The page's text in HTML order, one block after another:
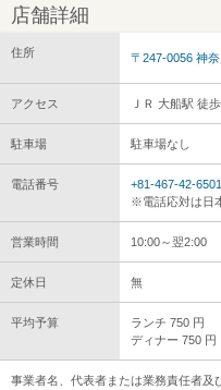
店舗詳細
住所 〒247-0056 神
アクセス ＪＲ 大船駅 徒
駐車場 駐車場なし
電話番号
+81-467-42-6501
※電話応対は日
営業時間 10:00～翌2:00
定休日 無
平均予算
ランチ 750 円
ディナー 750 円
事業者名、代表者または業務責任者及